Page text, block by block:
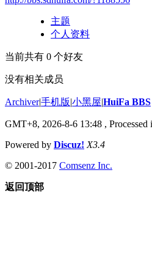
主题
个人资料
当前共有 0 个好友
没有相关成员
Archiver|手机版|小黑屋|HuiFa BBS
GMT+8, 2026-8-6 13:48 ,
Powered by Discuz! X3.4
© 2001-2017 Comsenz Inc.
返回顶部